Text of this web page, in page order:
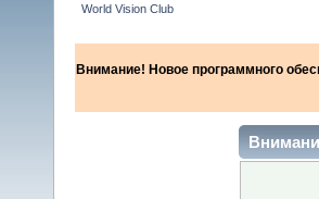
World Vision Club
Внимание! Новое программного